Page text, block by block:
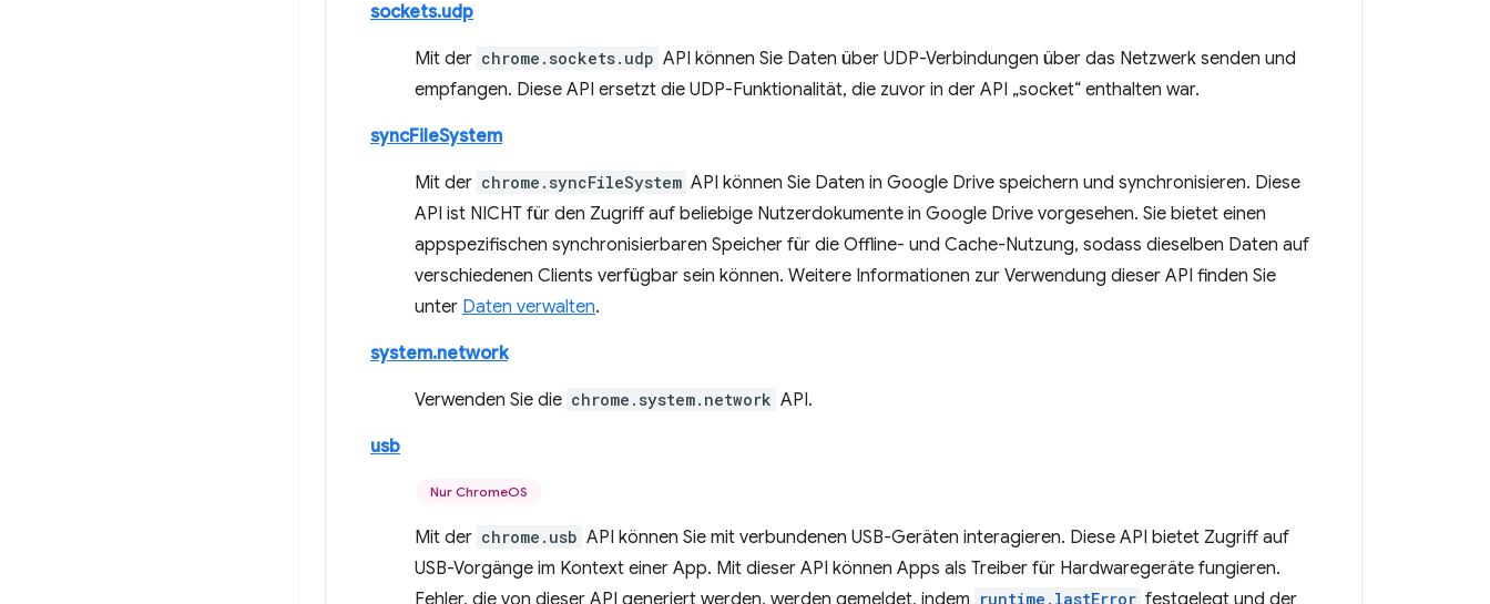
sockets.udp
Mit der chrome.sockets.udp API können Sie Daten über UDP-Verbindungen über das Netzwerk senden und
empfangen. Diese API ersetzt die UDP-Funktionalität, die zuvor in der API „socket“ enthalten war.
syncFileSystem
Mit der chrome.syncFileSystem API können Sie Daten in Google Drive speichern und synchronisieren. Diese
API ist NICHT für den Zugriff auf beliebige Nutzerdokumente in Google Drive vorgesehen. Sie bietet einen
appspezifischen synchronisierbaren Speicher für die Offline- und Cache-Nutzung, sodass dieselben Daten auf
verschiedenen Clients verfügbar sein können. Weitere Informationen zur Verwendung dieser API finden Sie
unter Daten verwalten.
system.network
Verwenden Sie die chrome.system.network API.
usb
Nur ChromeOS
Mit der chrome.usb API können Sie mit verbundenen USB-Geräten interagieren. Diese API bietet Zugriff auf
USB-Vorgänge im Kontext einer App. Mit dieser API können Apps als Treiber für Hardwaregeräte fungieren.
Fehler, die von dieser API generiert werden, werden gemeldet, indem runtime.lastError festgelegt und der